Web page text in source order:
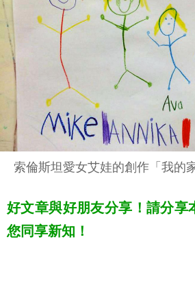
索倫斯坦愛女艾娃的創作「我的
好文章與好朋友分享！請分享
您同享新知！